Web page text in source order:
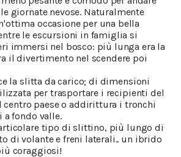
giornate nevose. Naturalmente
occasione per una bella
le escursioni in famiglia si
immersi nel bosco: più lunga era la
il divertimento nel scendere poi
la slitta da carico; di dimensioni
per trasportare i recipienti del
centro paese o addirittura i tronchi
fondo valle.
tipo di slittino, più lungo di
di volante e freni laterali.. un ibrido
coraggiosi!